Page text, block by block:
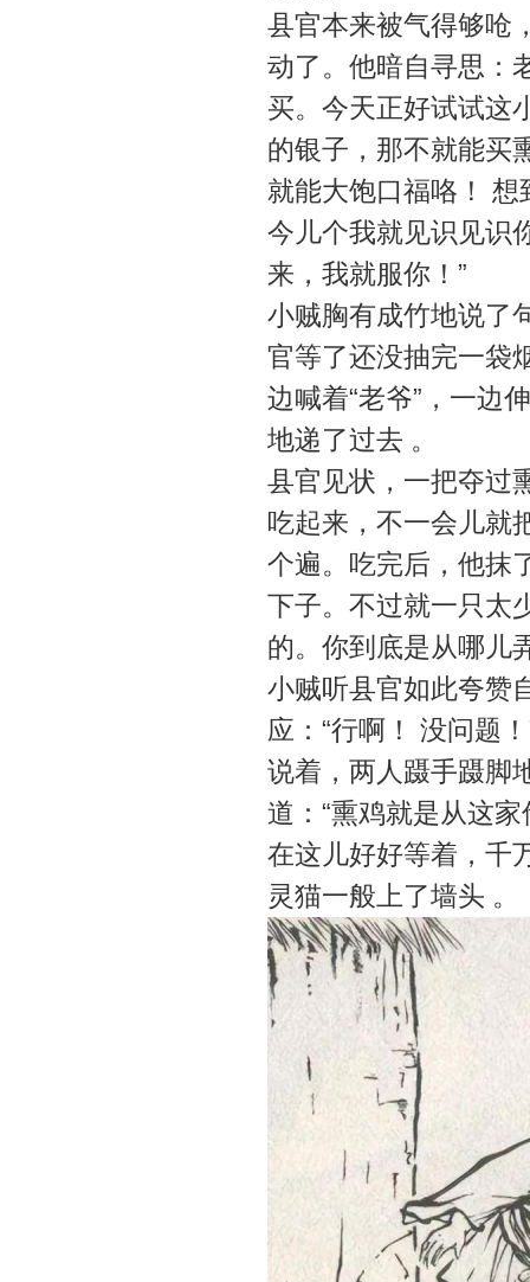
县官本来被气得够呛
动了。他暗自寻思：
买。今天正好试试这
的银子，那不就能买
就能大饱口福咯！ 想
今儿个我就见识见识
来，我就服你！”
小贼胸有成竹地说了
官等了还没抽完一袋
边喊着“老爷”，一边
地递了过去 。
县官见状，一把夺过
吃起来，不一会儿就
个遍。吃完后，他抹
下子。不过就一只太
的。你到底是从哪儿
小贼听县官如此夸赞
应：“行啊！ 没问题！
说着，两人蹑手蹑脚
道：“熏鸡就是从这
在这儿好好等着，千
灵猫一般上了墙头 。